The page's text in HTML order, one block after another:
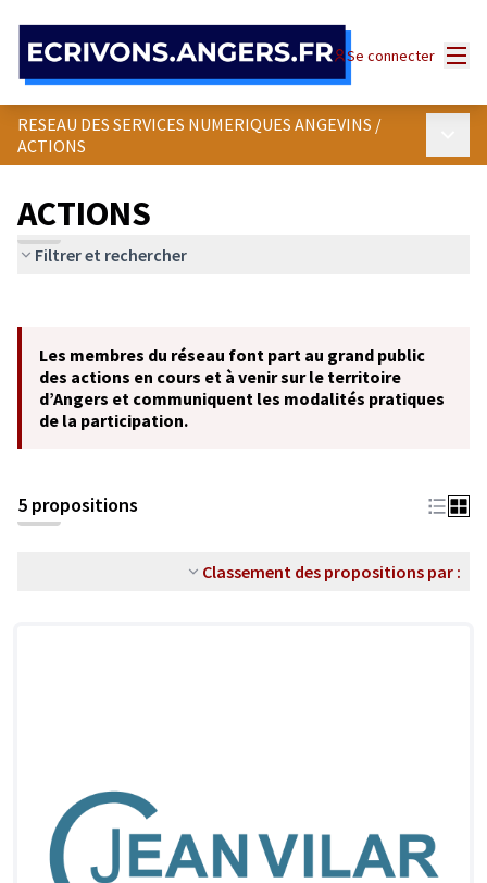
Se connecter
RESEAU DES SERVICES NUMERIQUES ANGEVINS /
ACTIONS
ACTIONS
Filtrer et rechercher
−
Les membres du réseau font part au grand public
des actions en cours et à venir sur le territoire
d’Angers et communiquent les modalités pratiques
de la participation.
5 propositions
Classement des propositions par :